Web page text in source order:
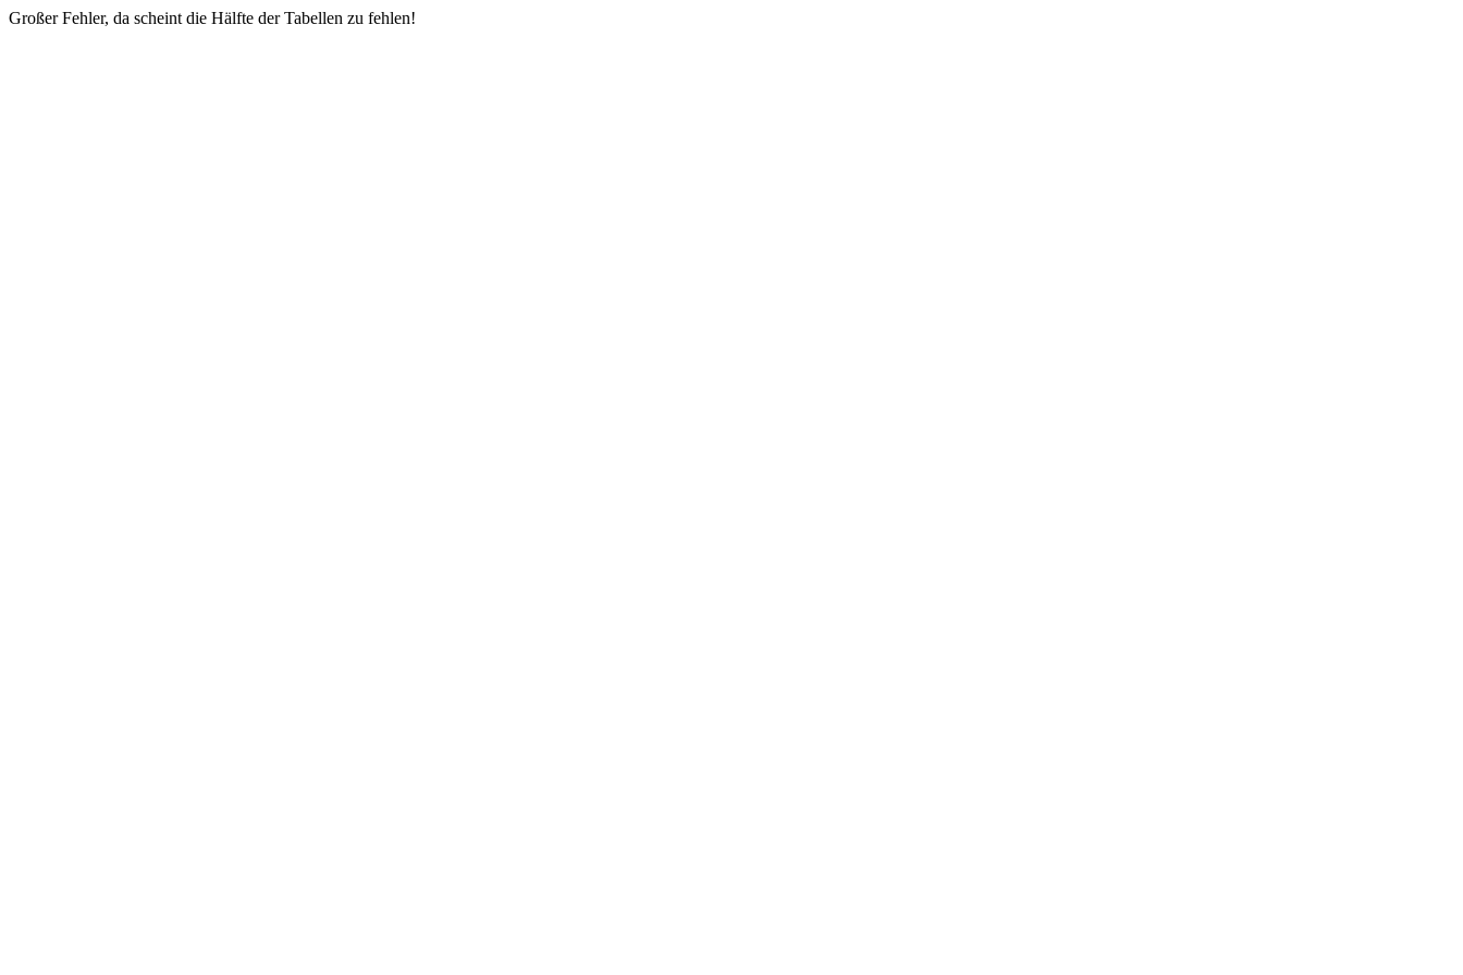
Großer Fehler, da scheint die Hälfte der Tabellen zu fehlen!